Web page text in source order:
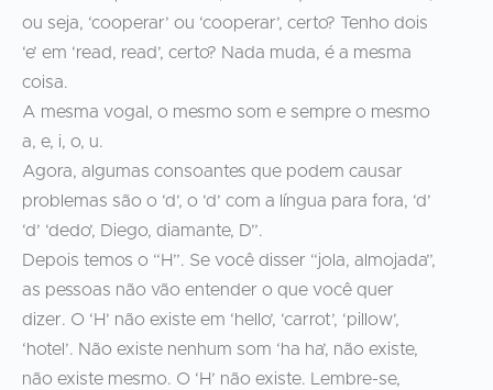
ou seja, ‘cooperar’ ou ‘cooperar’, certo? Tenho dois
‘e’ em ‘read, read’, certo? Nada muda, é a mesma
coisa.
A mesma vogal, o mesmo som e sempre o mesmo
a, e, i, o, u.
Agora, algumas consoantes que podem causar
problemas são o ‘d’, o ‘d’ com a língua para fora, ‘d’
‘d’ ‘dedo’, Diego, diamante, D”.
Depois temos o “H”. Se você disser “jola, almojada”,
as pessoas não vão entender o que você quer
dizer. O ‘H’ não existe em ‘hello’, ‘carrot’, ‘pillow’,
‘hotel’. Não existe nenhum som ‘ha ha’, não existe,
não existe mesmo. O ‘H’ não existe. Lembre-se,